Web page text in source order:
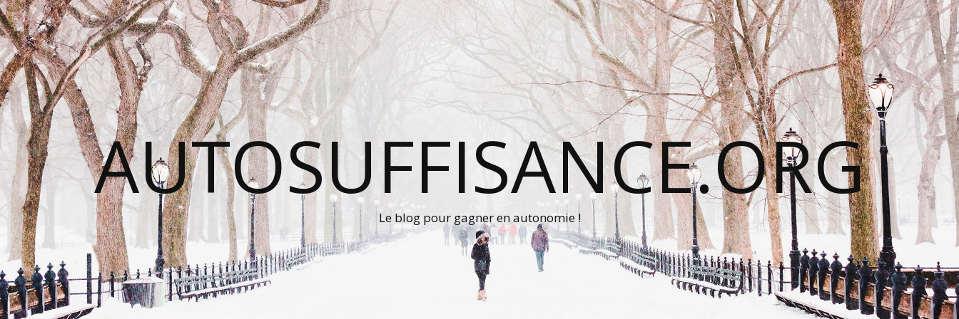
AUTOSUFFISANCE.ORG
Le blog pour gagner en autonomie !